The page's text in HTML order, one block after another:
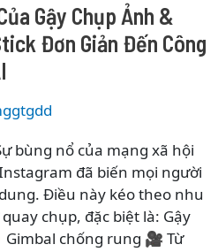
Gậy Chụp Ảnh &
Đơn Giản Đến Công
bùng nổ của mạng xã hội
đã biến mọi người
Điều này kéo theo nhu
chụp, đặc biệt là: Gậy
chống rung 🎥 Từ